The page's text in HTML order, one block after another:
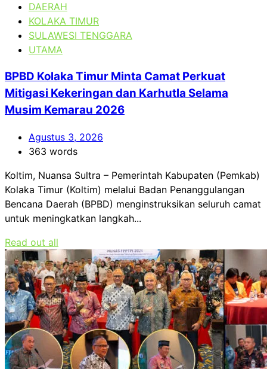
DAERAH
KOLAKA TIMUR
SULAWESI TENGGARA
UTAMA
BPBD Kolaka Timur Minta Camat Perkuat
Mitigasi Kekeringan dan Karhutla Selama
Musim Kemarau 2026
Agustus 3, 2026
363 words
Koltim, Nuansa Sultra – Pemerintah Kabupaten (Pemkab)
Kolaka Timur (Koltim) melalui Badan Penanggulangan
Bencana Daerah (BPBD) menginstruksikan seluruh camat
untuk meningkatkan langkah...
Read out all